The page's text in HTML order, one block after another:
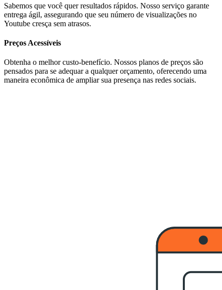
Sabemos que você quer resultados rápidos. Nosso serviço garante
entrega ágil, assegurando que seu número de visualizações no
Youtube cresça sem atrasos.
Preços Acessíveis
Obtenha o melhor custo-benefício. Nossos planos de preços são
pensados ​​para se adequar a qualquer orçamento, oferecendo uma
maneira econômica de ampliar sua presença nas redes sociais.